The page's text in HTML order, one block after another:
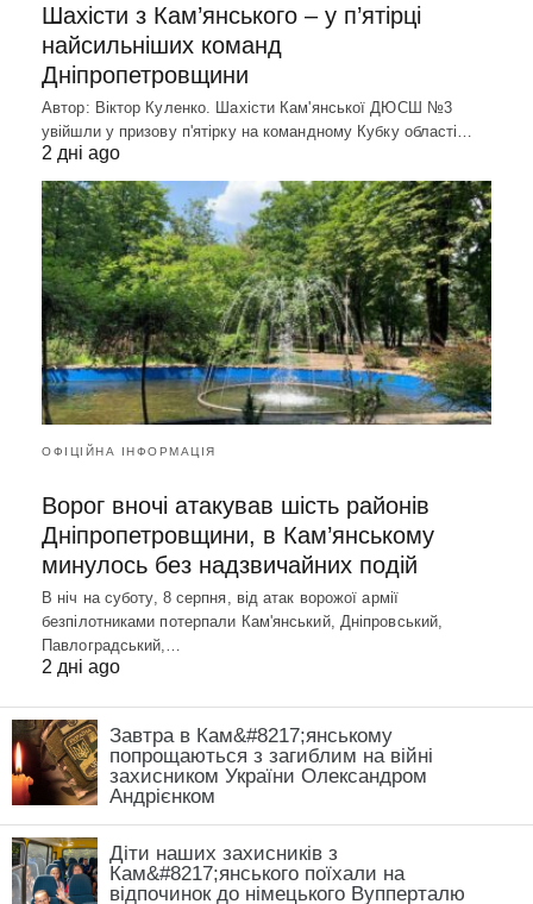
Шахісти з Кам’янського – у п’ятірці
найсильніших команд
Дніпропетровщини
Автор: Віктор Куленко. Шахісти Кам'янської ДЮСШ №3
увійшли у призову п'ятірку на командному Кубку області…
2 дні ago
ОФІЦІЙНА ІНФОРМАЦІЯ
Ворог вночі атакував шість районів
Дніпропетровщини, в Кам’янському
минулось без надзвичайних подій
В ніч на суботу, 8 серпня, від атак ворожої армії
безпілотниками потерпали Кам'янський, Дніпровський,
Павлоградський,…
2 дні ago
Завтра в Кам&#8217;янському
попрощаються з загиблим на війні
захисником України Олександром
Андрієнком
Діти наших захисників з
Кам&#8217;янського поїхали на
відпочинок до німецького Вупперталю